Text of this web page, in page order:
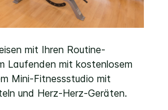
mit Ihren Routine-
Laufenden mit kostenlosem
Mini-Fitnessstudio mit
und Herz-Herz-Geräten.